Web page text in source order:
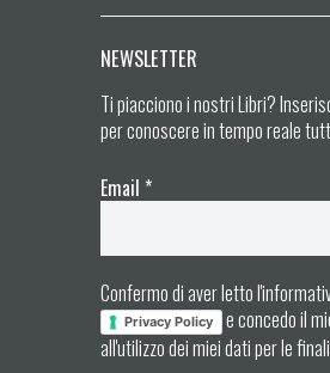
NEWSLETTER
Ti piacciono i nostri Libri?
per conoscere in tempo reale
Email *
Confermo di aver letto
Privacy Policy
e concedo il
all'utilizzo dei miei dati per le